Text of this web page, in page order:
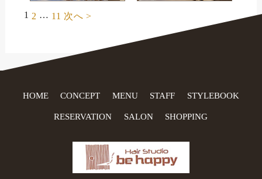
1 2 … 11 次へ >
HOME CONCEPT MENU STAFF STYLEBOOK
RESERVATION SALON SHOPPING